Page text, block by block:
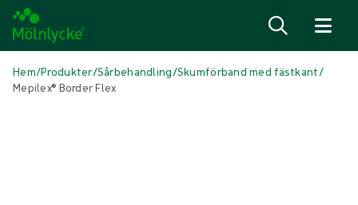
Hem/Produkter/Sårbehandling/Skumförband med fästkant/
Mepilex® Border Flex